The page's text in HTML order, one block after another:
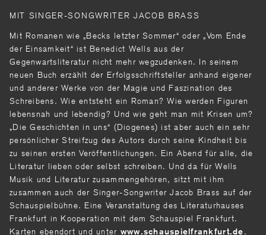
MIT SINGER-SONGWRITER JACOB BRASS
Mit Romanen wie „Becks letzter Sommer“ oder „Vom Ende
der Einsamkeit“ ist Benedict Wells aus der
Gegenwartsliteratur nicht mehr wegzudenken. In seinem
neuen Buch erzählt der Erfolgsschriftsteller anhand eigener
und anderer Werke von der Magie und Faszination des
Schreibens. Wie entsteht ein Roman? Wie werden Figuren
lebensnah und lebendig? Und wie geht man mit Krisen um?
„Die Geschichten in uns“ (Diogenes) ist aber auch ein sehr
persönlicher Streifzug des Autors durch seine Kindheit bis
zu seinen ersten Veröffentlichungen. Ein Abend für alle, die
Literatur lieben oder selbst schreiben. Und da für Wells
Musik und Literatur zusammengehören, sitzt mit ihm
zusammen auch der Singer-Songwriter Jacob Brass auf der
Schauspielbühne. Eine Veranstaltung des Literaturhauses
Frankfurt in Kooperation mit dem Schauspiel Frankfurt.
Karten ebendort und unter www.schauspielfrankfurt.de.